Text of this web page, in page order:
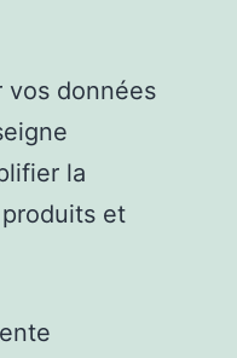
vos données
la
et